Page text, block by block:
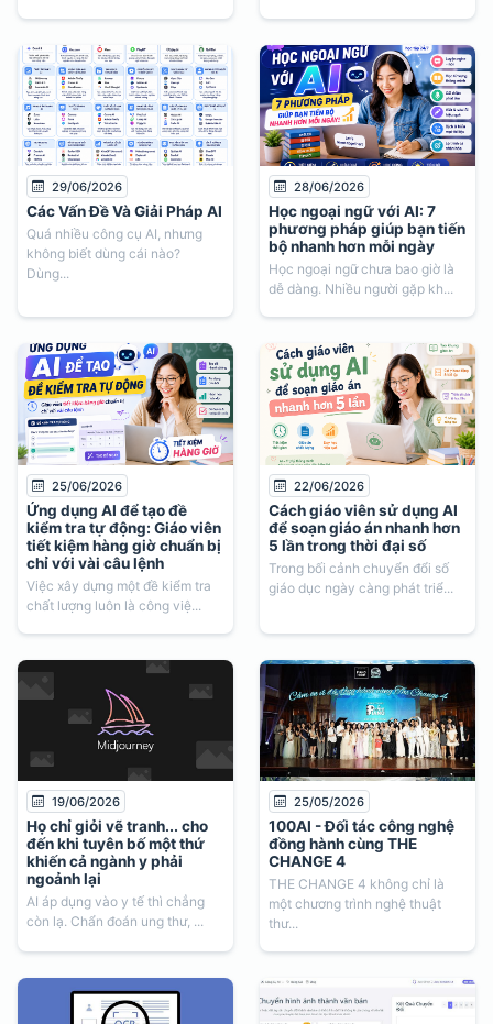
29/06/2026
Các Vấn Đề Và Giải Pháp AI
Quá nhiều công cụ AI, nhưng
không biết dùng cái nào?
Dùng...
28/06/2026
Học ngoại ngữ với AI: 7
phương pháp giúp bạn tiến
bộ nhanh hơn mỗi ngày
Học ngoại ngữ chưa bao giờ là
dễ dàng. Nhiều người gặp kh...
25/06/2026
Ứng dụng AI để tạo đề
kiểm tra tự động: Giáo viên
tiết kiệm hàng giờ chuẩn bị
chỉ với vài câu lệnh
Việc xây dựng một đề kiểm tra
chất lượng luôn là công việ...
22/06/2026
Cách giáo viên sử dụng AI
để soạn giáo án nhanh hơn
5 lần trong thời đại số
Trong bối cảnh chuyển đổi số
giáo dục ngày càng phát triể...
19/06/2026
Họ chỉ giỏi vẽ tranh... cho
đến khi tuyên bố một thứ
khiến cả ngành y phải
ngoảnh lại
AI áp dụng vào y tế thì chẳng
còn lạ. Chẩn đoán ung thư, ...
25/05/2026
100AI - Đối tác công nghệ
đồng hành cùng THE
CHANGE 4
THE CHANGE 4 không chỉ là
một chương trình nghệ thuật
thư...